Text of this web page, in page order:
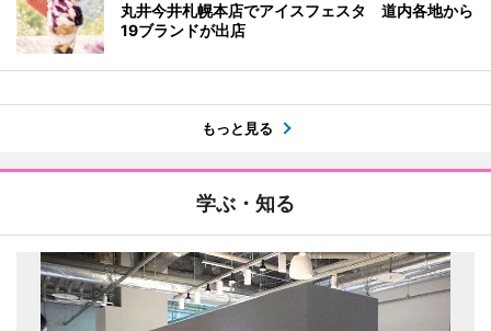
丸井今井札幌本店でアイスフェスタ 道内各地から
19ブランドが出店
もっと見る
学ぶ・知る